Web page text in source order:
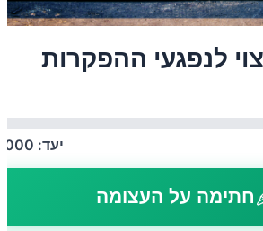
לנפגעי ההפקרות
יעד:
חתימה על העצומה